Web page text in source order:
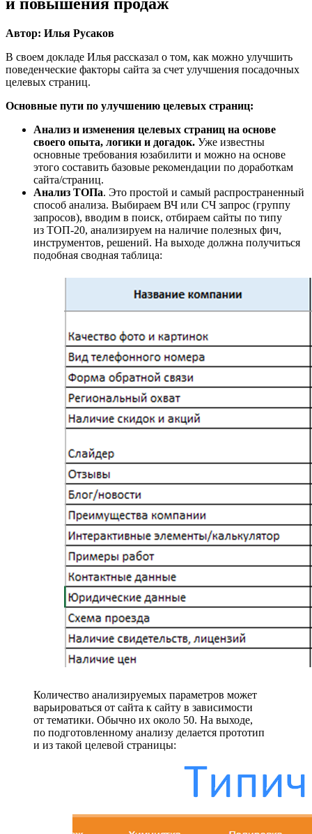
Автор: Илья Русаков
В своем докладе Илья рассказал о том, как можно улучшить
поведенческие факторы сайта за счет улучшения посадочных
целевых страниц.
Основные пути по улучшению целевых страниц:
Анализ и изменения целевых страниц на основе
своего опыта, логики и догадок. Уже известны
основные требования юзабилити и можно на основе
этого составить базовые рекомендации по доработкам
сайта/страниц.
Анализ ТОПа. Это простой и самый распространенный
способ анализа. Выбираем ВЧ или СЧ запрос (группу
запросов), вводим в поиск, отбираем сайты по типу
из ТОП-20, анализируем на наличие полезных фич,
инструментов, решений. На выходе должна получиться
подобная сводная таблица:
Количество анализируемых параметров может
варьироваться от сайта к сайту в зависимости
от тематики. Обычно их около 50. На выходе,
по подготовленному анализу делается прототип
и из такой целевой страницы: